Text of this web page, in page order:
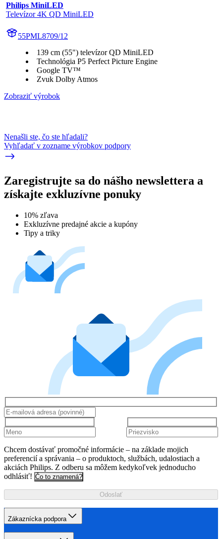
Philips MiniLED
Televízor 4K QD MiniLED
55PML8709/12
139 cm (55") televízor QD MiniLED
Technológia P5 Perfect Picture Engine
Google TV™
Zvuk Dolby Atmos
Zobraziť výrobok
Nenašli ste, čo ste hľadali?
Vyhľadať v zozname výrobkov podpory
Zaregistrujte sa do nášho newslettera a
získajte exkluzívne ponuky
10% zľava
Exkluzívne predajné akcie a kupóny
Tipy a triky
Chcem dostávať promočné informácie – na základe mojich
preferencií a správania – o produktoch, službách, udalostiach a
akciách Philips. Z odberu sa môžem kedykoľvek jednoducho
odhlásiť! Čo to znamená?
Odoslať
Zákaznícka podpora